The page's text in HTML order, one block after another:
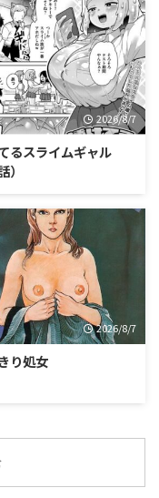
2026/8/7
るスライムギャル
）
2026/8/7
り処女